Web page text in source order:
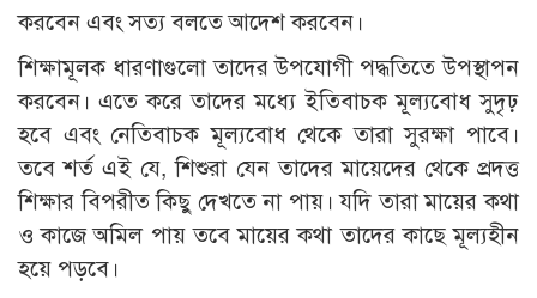
করবেন এবং সত্য বলতে আদেশ করবেন।
শিক্ষামূলক ধারণাগুলো তাদের উপযোগী পদ্ধতিতে উপস্থাপন
করবেন। এতে করে তাদের মধ্যে ইতিবাচক মূল্যবোধ সুদৃঢ়
হবে এবং নেতিবাচক মূল্যবোধ থেকে তারা সুরক্ষা পাবে।
তবে শর্ত এই যে, শিশুরা যেন তাদের মায়েদের থেকে প্রদত্ত
শিক্ষার বিপরীত কিছু দেখতে না পায়। যদি তারা মায়ের কথা
ও কাজে অমিল পায় তবে মায়ের কথা তাদের কাছে মূল্যহীন
হয়ে পড়বে।